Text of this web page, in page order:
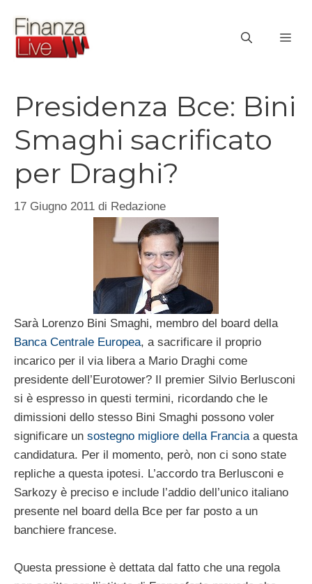
contenuto
Presidenza Bce: Bini
Smaghi sacrificato
per Draghi?
17 Giugno 2011 di Redazione
Sarà Lorenzo Bini Smaghi, membro del board della
Banca Centrale Europea, a sacrificare il proprio
incarico per il via libera a Mario Draghi come
presidente dell’Eurotower? Il premier Silvio Berlusconi
si è espresso in questi termini, ricordando che le
dimissioni dello stesso Bini Smaghi possono voler
significare un sostegno migliore della Franciaa questa
candidatura. Per il momento, però, non ci sono state
repliche a questa ipotesi. L’accordo tra Berlusconi e
Sarkozy è preciso e include l’addio dell’unico italiano
presente nel board della Bce per far posto a un
banchiere francese.
Questa pressione è dettata dal fatto che una regola